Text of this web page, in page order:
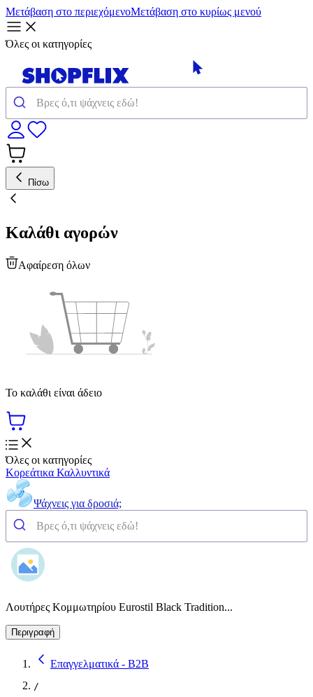
Μετάβαση στο περιεχόμενοΜετάβαση στο κυρίως μενού
Όλες οι κατηγορίες
Πίσω
Καλάθι αγορών
Αφαίρεση όλων
Το καλάθι είναι άδειο
Όλες οι κατηγορίες
Κορεάτικα Καλλυντικά
Ψάχνεις για δροσιά;
Λουτήρες Κομμωτηρίου Eurostil Black Tradition...
Περιγραφή
Επαγγελματικά - B2B
/